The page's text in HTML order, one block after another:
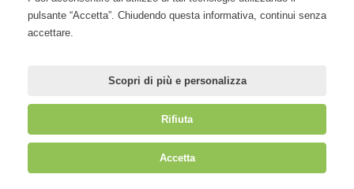
Mirandola Comunicazione S.r.l.| P.IVA IT09580130962 | Cap. Soc.
pulsante “Accetta”. Chiudendo questa informativa, continui senza
accettare.
Scopri di più e personalizza
Rifiuta
Accetta